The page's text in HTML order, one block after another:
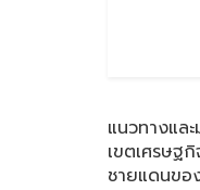
แนวทางแล
เขตเศรษฐ
ชายแดนขอ